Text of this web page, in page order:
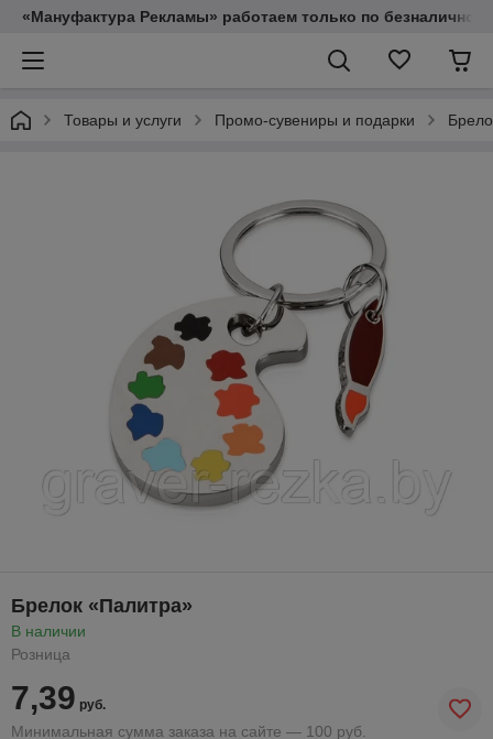
«Мануфактура Рекламы» работаем только по
Товары и услуги Промо-сувениры и подарки
Брелок «Палитра»
В наличии
Розница
7,39 руб.
Минимальная сумма заказа на сайте — 100 руб.